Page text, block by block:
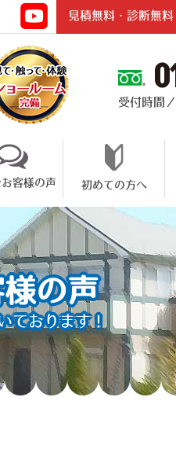
見積無料・診断無料
受付時間
客様の声 初めての方へ
の声
ております！